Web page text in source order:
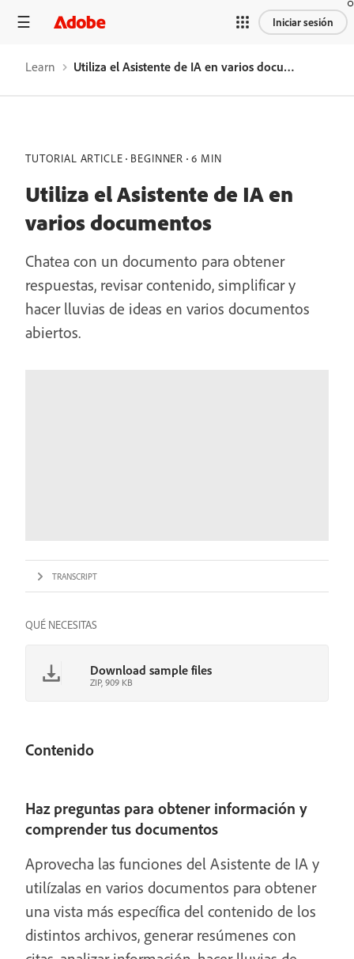
Iniciar sesión
Learn Utiliza el Asistente de IA en varios documentos
TUTORIAL ARTICLE BEGINNER 6 MIN
Utiliza el Asistente de IA en
varios documentos
Chatea con un documento para obtener
respuestas, revisar contenido, simplificar y
hacer lluvias de ideas en varios documentos
abiertos.
TRANSCRIPT
QUÉ NECESITAS
Download sample files
ZIP, 909 KB
Contenido
Haz preguntas para obtener información y
comprender tus documentos
Aprovecha las funciones del Asistente de IA y
utilízalas en varios documentos para obtener
una vista más específica del contenido de los
distintos archivos, generar resúmenes con